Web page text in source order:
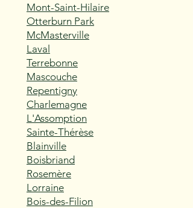
Mont-Saint-Hilaire
Otterburn Park
McMasterville
Laval
Terrebonne
Mascouche
Repentigny
Charlemagne
L'Assomption
Sainte-Thérèse
Blainville
Boisbriand
Rosemère
Lorraine
Bois-des-Filion